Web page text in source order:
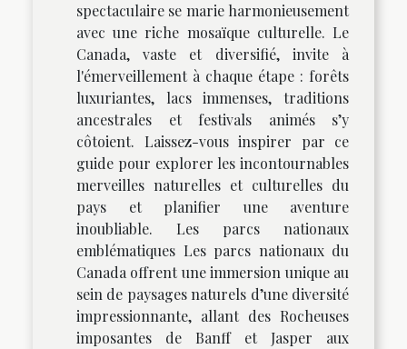
spectaculaire se marie harmonieusement
avec une riche mosaïque culturelle. Le
Canada, vaste et diversifié, invite à
l'émerveillement à chaque étape : forêts
luxuriantes, lacs immenses, traditions
ancestrales et festivals animés s’y
côtoient. Laissez-vous inspirer par ce
guide pour explorer les incontournables
merveilles naturelles et culturelles du
pays et planifier une aventure
inoubliable. Les parcs nationaux
emblématiques Les parcs nationaux du
Canada offrent une immersion unique au
sein de paysages naturels d’une diversité
impressionnante, allant des Rocheuses
imposantes de Banff et Jasper aux